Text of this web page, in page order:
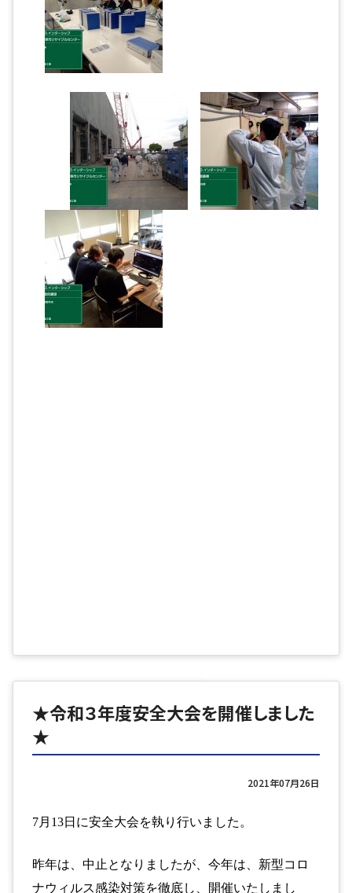
★令和３年度安全大会を開催しました
★
2021年07月26日
7月 13日に安全大会を執り行いました。
昨年は、中止となりましたが、今年は、新型コロ
ナウィルス感染対策を徹底し、
開催いたしまし